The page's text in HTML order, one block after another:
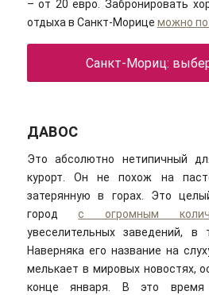
– от 20 евро. Забронировать
отдыха в Санкт-Морице можно по
Санкт-Мориц:
ДАВОС
Это абсолютно нетипичный
курорт. Он не похож на
затерянную в горах. Это
городс огромным
увеселительных заведений,
Наверняка его название на
мелькает в мировых новостях,
конце января. В это время